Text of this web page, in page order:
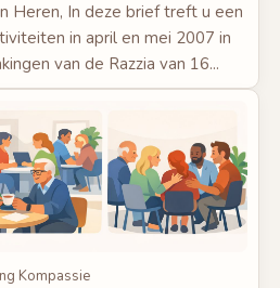
Heren, In deze brief treft u een
in april en mei 2007 in
van de Razzia van 16...
Kompassie